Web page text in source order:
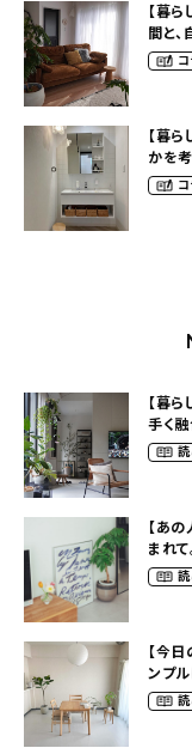
【暮
間と
（
【暮
かを
（
【暮
手く
らす
【あ
まれ
狭く
【今
ンプ